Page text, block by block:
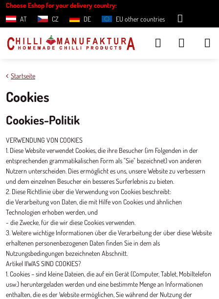
Choose Eshop for your delivery country:
AT
CZ DE EU other countries
Startseite
Cookies
Cookies-Politik
VERWENDUNG VON COOKIES
1. Diese Website verwendet Cookies, die ihre Besucher (im Folgenden in der
entsprechenden grammatikalischen Form als "Sie" bezeichnet) von anderen
Nutzern unterscheiden. Dies ermöglicht es uns, unsere Website zu verbessern
und dem einzelnen Besucher ein besseres Surferlebnis zu bieten.
2. Diese Richtlinie über die Verwendung von Cookies beschreibt:
die Verarbeitung von Daten, die mit Hilfe von Cookies und ähnlichen
Technologien erhoben werden, und
- die Zwecke, für die wir diese Cookies verwenden.
3. Weitere wichtige Informationen über die Verarbeitung der über diese Website
erhaltenen personenbezogenen Daten finden Sie in dem als
Nutzungsbedingungen bezeichneten Abschnitt.
Artikel IIWAS SIND COOKIES?
1. Cookies – sind kleine Dateien, die auf ein Gerät (Computer, Tablet, Mobiltelefon
usw.) heruntergeladen werden und eine bestimmte Menge an Informationen
enthalten, die es der Website ermöglichen, Sie während der Nutzung der